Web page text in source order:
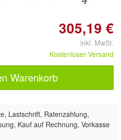
305,19 €
inkl. MwSt.
Kostenloser Versand
Warenkorb
Lastschrift, Ratenzahlung,
Kauf auf Rechnung, Vorkasse